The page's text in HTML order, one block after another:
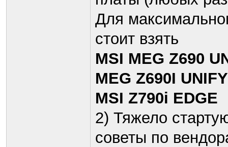
Для
стоит взять
MSI MEG Z690
MEG Z690I UNIFY
MSI Z790i EDGE
2) Тяжело
советы по